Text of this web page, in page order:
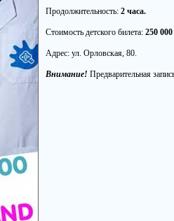
Продолжительность: 2 часа.
Стоимость детского билета: 250 000
Адрес: ул. Орловская, 80.
Внимание! Предварительная